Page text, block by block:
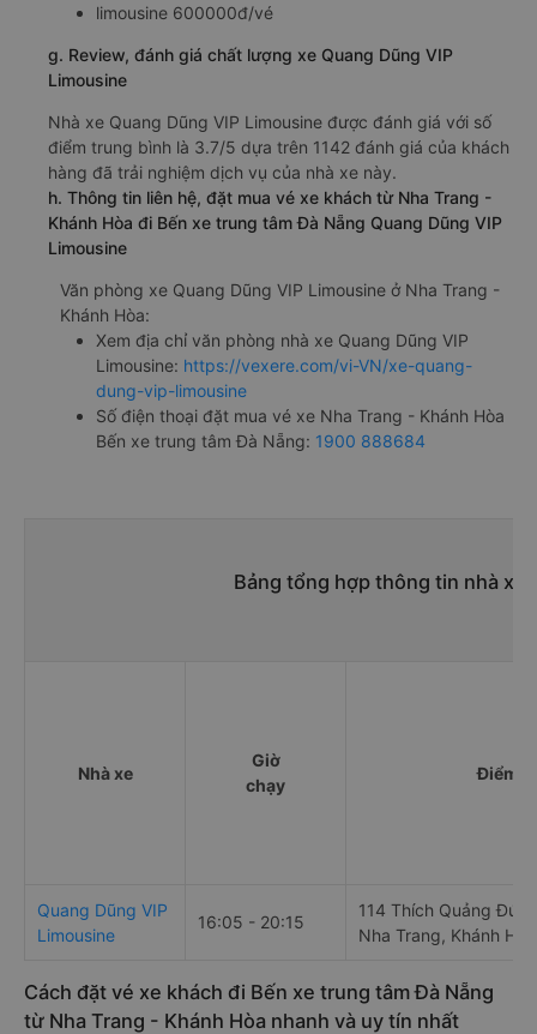
limousine 600000đ/vé
g. Review, đánh giá chất lượng xe Quang Dũng VIP
Limousine
Nhà xe Quang Dũng VIP Limousine được đánh giá với số
điểm trung bình là 3.7/5 dựa trên 1142 đánh giá của khách
hàng đã trải nghiệm dịch vụ của nhà xe này.
h. Thông tin liên hệ, đặt mua vé xe khách từ Nha Trang -
Khánh Hòa đi Bến xe trung tâm Đà Nẵng Quang Dũng VIP
Limousine
Văn phòng xe Quang Dũng VIP Limousine ở Nha Trang -
Khánh Hòa:
Xem địa chỉ văn phòng nhà xe Quang Dũng VIP
Limousine: https://vexere.com/vi-VN/xe-quang-
dung-vip-limousine
Số điện thoại đặt mua vé xe Nha Trang - Khánh Hòa
Bến xe trung tâm Đà Nẵng: 1900 888684
Bảng tổng hợp thông tin nhà xe
Nhà xe
Giờ
chạy
Điểm đi
Quang Dũng VIP
Limousine
16:05 - 20:15
114 Thích Quảng
Nha Trang, Khánh Hòa
Cách đặt vé xe khách đi Bến xe trung tâm Đà Nẵng
từ Nha Trang - Khánh Hòa nhanh và uy tín nhất